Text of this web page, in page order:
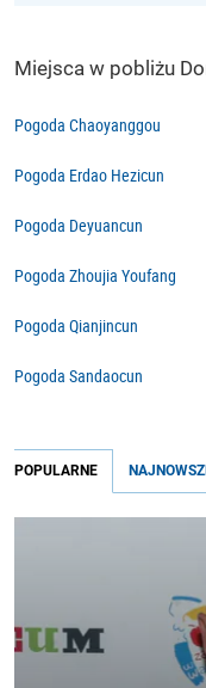
Miejsca w pobliżu
Pogoda Chaoyanggou
Pogoda Erdao Hezicun
Pogoda Deyuancun
Pogoda Zhoujia Youfang
Pogoda Qianjincun
Pogoda Sandaocun
POPULARNE